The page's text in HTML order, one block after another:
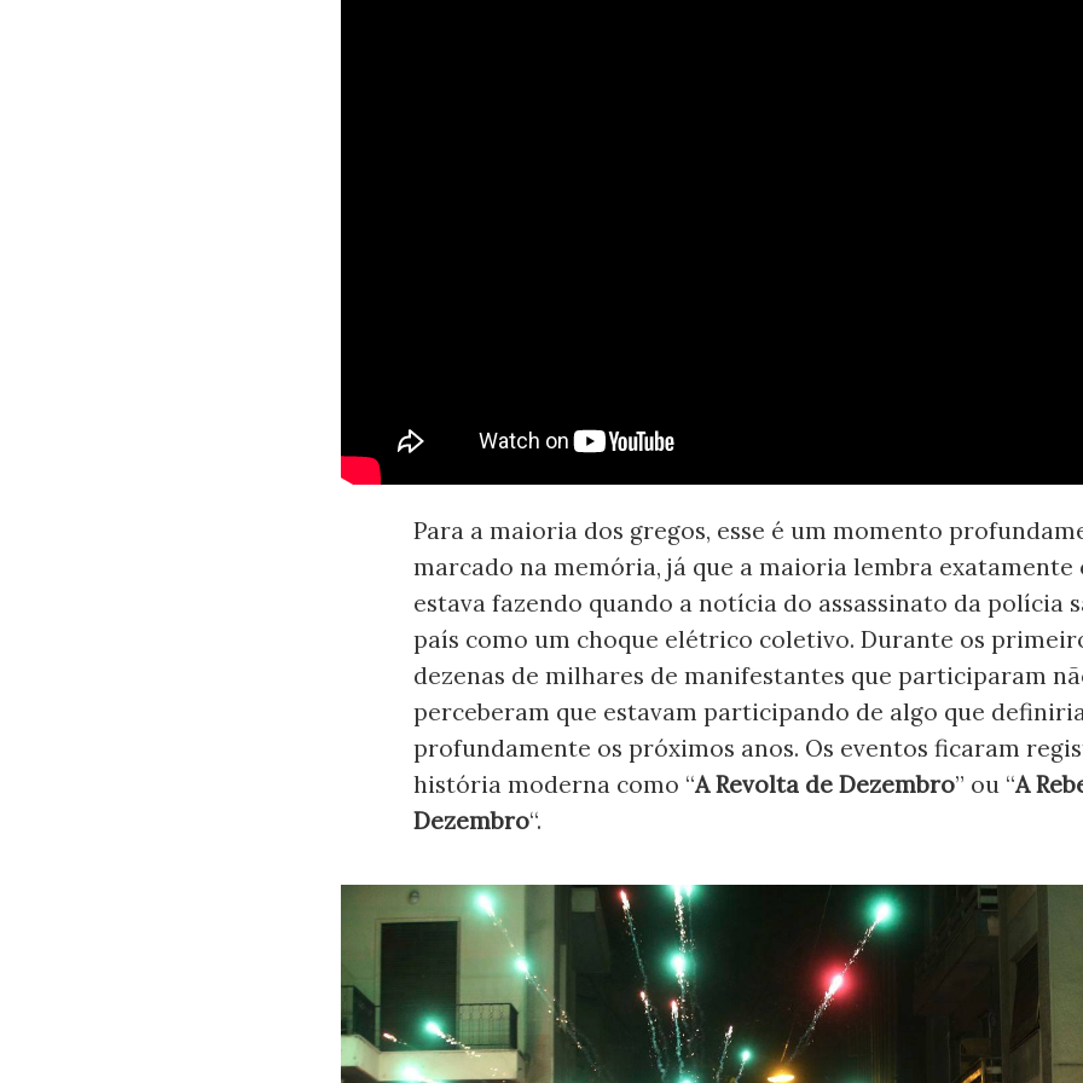
Para a maioria dos gregos, esse é um momento
marcado na memória, já que a maioria lembra exatamente
estava fazendo quando a notícia do assassinato da polícia
país como um choque elétrico coletivo. Durante os
dezenas de milhares de manifestantes que participaram
perceberam que estavam participando de algo que
profundamente os próximos anos. Os eventos ficaram
história moderna como “A Revolta de Dezembro” ou “A
Dezembro“.